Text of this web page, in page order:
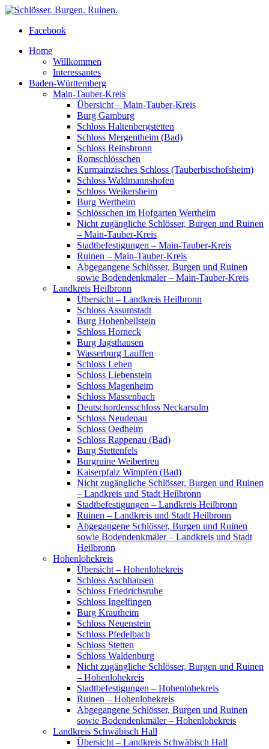
Facebook
Home
Willkommen
Interessantes
Baden-Württemberg
Main-Tauber-Kreis
Übersicht – Main-Tauber-Kreis
Burg Gamburg
Schloss Haltenbergstetten
Schloss Mergentheim (Bad)
Schloss Reinsbronn
Romschlösschen
Kurmainzisches Schloss (Tauberbischofsheim)
Schloss Waldmannshofen
Schloss Weikersheim
Burg Wertheim
Schlösschen im Hofgarten Wertheim
Nicht zugängliche Schlösser, Burgen und Ruinen
– Main-Tauber-Kreis
Stadtbefestigungen – Main-Tauber-Kreis
Ruinen – Main-Tauber-Kreis
Abgegangene Schlösser, Burgen und Ruinen
sowie Bodendenkmäler – Main-Tauber-Kreis
Landkreis Heilbronn
Übersicht – Landkreis Heilbronn
Schloss Assumstadt
Burg Hohenbeilstein
Schloss Horneck
Burg Jagsthausen
Wasserburg Lauffen
Schloss Lehen
Schloss Liebenstein
Schloss Magenheim
Schloss Massenbach
Deutschordensschloss Neckarsulm
Schloss Neudenau
Schloss Oedheim
Schloss Rappenau (Bad)
Burg Stettenfels
Burgruine Weibertreu
Kaiserpfalz Wimpfen (Bad)
Nicht zugängliche Schlösser, Burgen und Ruinen
– Landkreis und Stadt Heilbronn
Stadtbefestigungen – Landkreis Heilbronn
Ruinen – Landkreis und Stadt Heilbronn
Abgegangene Schlösser, Burgen und Ruinen
sowie Bodendenkmäler – Landkreis und Stadt
Heilbronn
Hohenlohekreis
Übersicht – Hohenlohekreis
Schloss Aschhausen
Schloss Friedrichsruhe
Schloss Ingelfingen
Burg Krautheim
Schloss Neuenstein
Schloss Pfedelbach
Schloss Stetten
Schloss Waldenburg
Nicht zugängliche Schlösser, Burgen und Ruinen
– Hohenlohekreis
Stadtbefestigungen – Hohenlohekreis
Ruinen – Hohenlohekreis
Abgegangene Schlösser, Burgen und Ruinen
sowie Bodendenkmäler – Hohenlohekreis
Landkreis Schwäbisch Hall
Übersicht – Landkreis Schwäbisch Hall